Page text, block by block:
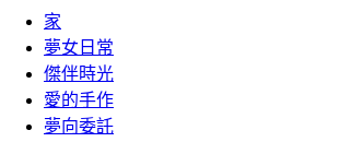
家
夢女日常
傑伴時光
愛的手作
夢向委託